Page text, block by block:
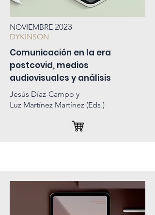
NOVIEMBRE 2023 -
DYKINSON
Comunicación en la era
postcovid, medios
audiovisuales y análisis
Jesús Díaz-Campo y
Luz Martínez Martínez (Eds.)